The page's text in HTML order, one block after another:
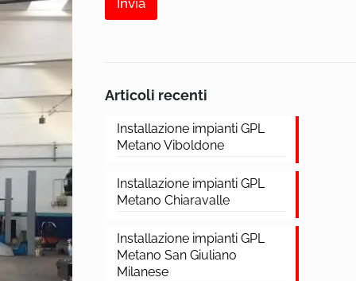
Invia
Articoli recenti
Installazione impianti GPL
Metano Viboldone
Installazione impianti GPL
Metano Chiaravalle
Installazione impianti GPL
Metano San Giuliano
Milanese